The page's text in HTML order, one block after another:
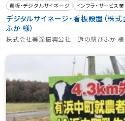
看板・デジタルサイネージ インフラ・サービス業
デジタルサイネージ・看板設置（
ふか 様）
株式会社美深振興公社 道の駅びふか 様